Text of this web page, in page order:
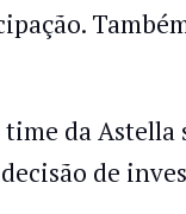
time da
de